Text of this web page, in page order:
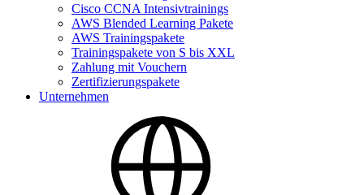
Cisco CCNA Intensivtrainings
AWS Blended Learning Pakete
AWS Trainingspakete
Trainingspakete von S bis XXL
Zahlung mit Vouchern
Zertifizierungspakete
Unternehmen